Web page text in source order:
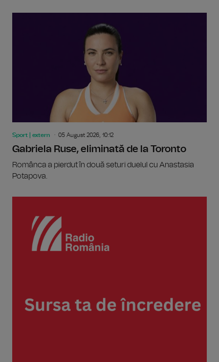
Sport | extern 05 August 2026, 10:12
Gabriela Ruse, eliminată de la Toronto
Românca a pierdut în două seturi duelul cu Anastasia
Potapova.